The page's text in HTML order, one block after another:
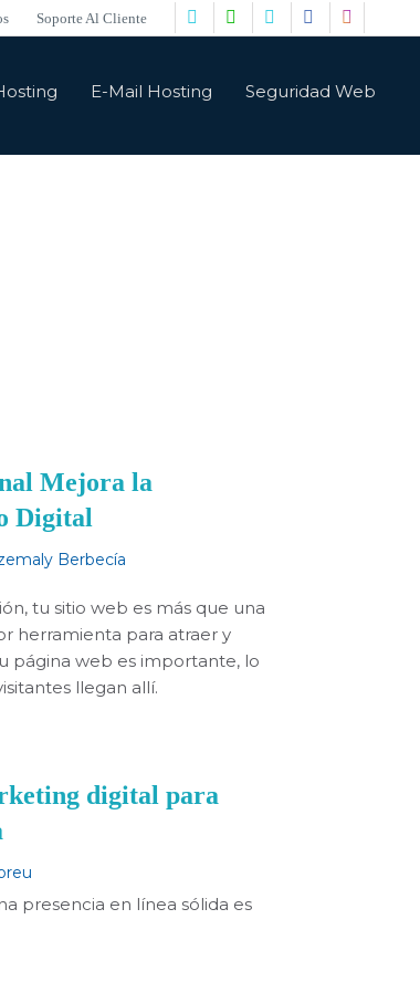
Soporte Al Cliente
E-Mail Hosting Seguridad Web
Mejora la
Digital
Berbecía
tu sitio web es más que una
herramienta para atraer y
página web es importante, lo
llegan allí.
digital para
presencia en línea sólida es